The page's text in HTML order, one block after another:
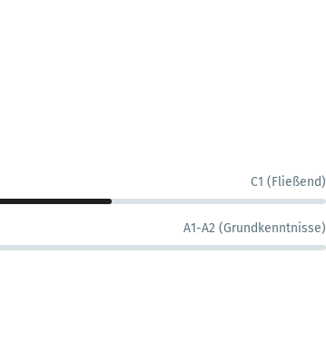
C1 (Fließend)
A1-A2 (Grundkenntnisse)